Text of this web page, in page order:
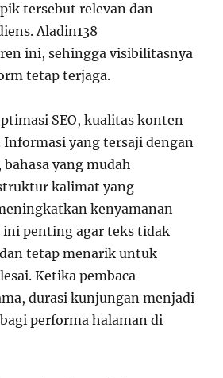
tersebut relevan dan
Aladin138
ini, sehingga visibilitasnya
tetap terjaga.
SEO, kualitas konten
Informasi yang tersaji dengan
yang mudah
kalimat yang
kenyamanan
ini penting agar teks tidak
tetap menarik untuk
Ketika pembaca
durasi kunjungan menjadi
performa halaman di